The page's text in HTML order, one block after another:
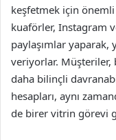
keşfetmek için önemli
kuaförler, Instagram
paylaşımlar yaparak,
veriyorlar. Müşteriler,
daha bilinçli
hesapları, aynı
de birer vitrin görevi